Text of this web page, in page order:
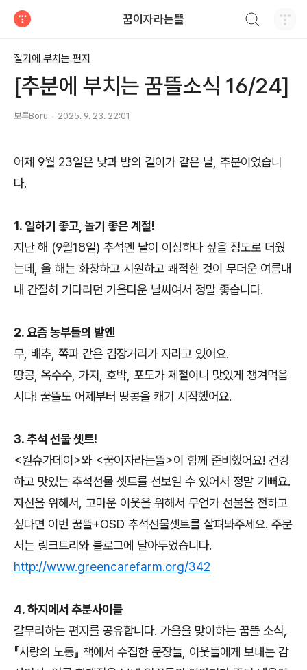
꿈이자라는뜰
절기에 부치는 편지
[추분에 부치는 꿈뜰소식 16/24]
보루Boru 2025. 9. 23. 22:01
어제 9월 23일은 낮과 밤의 길이가 같은 날, 추분이었습니
다.
1. 일하기 좋고, 놀기 좋은 계절!
지난 해 (9월18일) 추석엔 날이 이상하다 싶을 정도로 더웠
는데, 올 해는 화창하고 시원하고 쾌적한 것이 무더운 여름내
내 간절히 기다리던 가을다운 날씨여서 정말 좋습니다.
2. 요즘 농부들의 밭엔
무, 배추, 쪽파 같은 김장거리가 자라고 있어요.
땅콩, 옥수수, 가지, 호박, 포도가 제철이니 맛있게 챙겨먹읍
시다! 꿈뜰도 어제부터 땅콩을 캐기 시작했어요.
3. 추석 선물 셋트!
<원슈가데이>와 <꿈이자라는뜰>이 함께 준비했어요! 건강
하고 맛있는 추석선물 셋트를 선보일 수 있어서 정말 기뻐요.
자신을 위해서, 고마운 이웃을 위해서 무언가 선물을 전하고
싶다면 이번 꿈뜰+OSD 추석선물셋트를 살펴봐주세요. 주문
서는 링크트리와 블로그에 달아두었습니다.
http://www.greencarefarm.org/342
4. 하지에서 추분사이를
갈무리하는 편지를 공유합니다. 가을을 맞이하는 꿈뜰 소식,
『사랑의 노동』 책에서 수집한 문장들, 이웃들에게 보내는 감